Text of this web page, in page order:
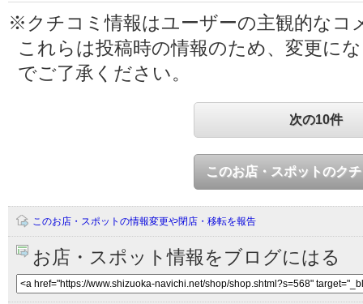
※クチコミ情報はユーザーの主観的なコ
これらは投稿時の情報のため、変更に
でご了承ください。
次の10件
このお店・スポットのク
このお店・スポットの情報変更や閉店・移転を報告
お店・スポット情報をブログにはる